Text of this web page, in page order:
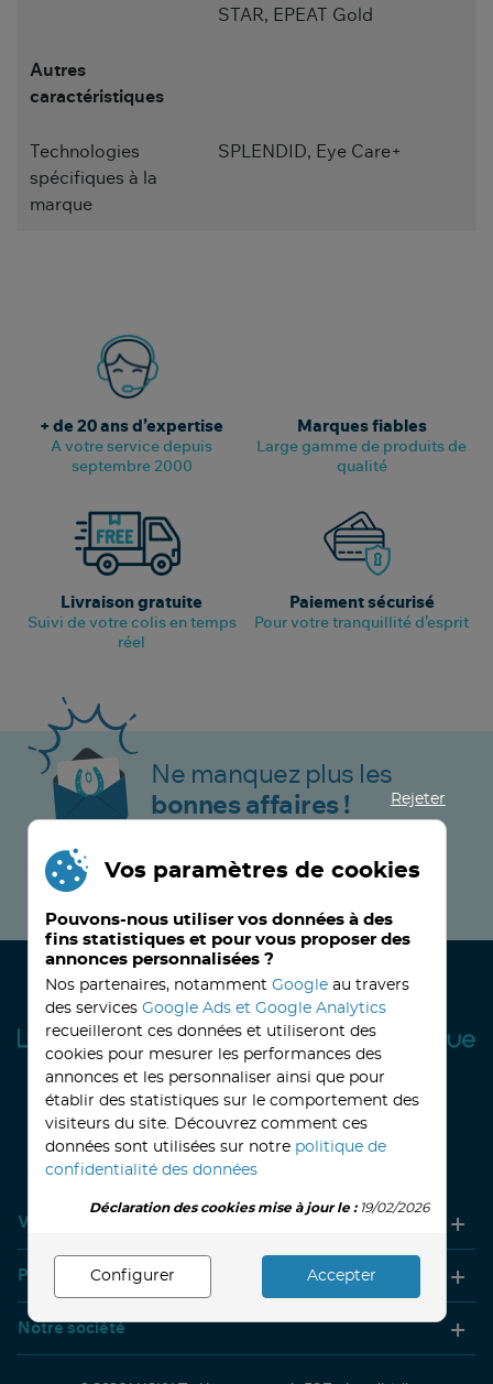
STAR, EPEAT Gold
Autres
caractéristiques
Technologies
spécifiques à la
marque
SPLENDID, Eye Care+
+ de 20 ans d’expertise
A votre service depuis
septembre 2000
Marques fiables
Large gamme de produits de
qualité
Livraison gratuite
Suivi de votre colis en temps
réel
Paiement sécurisé
Pour votre tranquillité d’esprit
Ne manquez plus les
bonnes affaires !
JE M’INSCRIS MAINTENANT !
32, avenue Haussmann33390 BLAYE
Lundi14h-18hMardi à vendredi8h30-12h00 - 14h-18h
Le Samedi9h30 - 12h30
Votre compte
Produits
Notre société
Rejeter
Vos paramètres de cookies
Pouvons-nous utiliser vos données à des
fins statistiques et pour vous proposer des
annonces personnalisées ?
Nos partenaires, notamment Google au travers
des services Google Ads et Google Analytics
recueilleront ces données et utiliseront des
cookies pour mesurer les performances des
annonces et les personnaliser ainsi que pour
établir des statistiques sur le comportement des
visiteurs du site. Découvrez comment ces
données sont utilisées sur notre politique de
confidentialité des données
Déclaration des cookies mise à jour le :19/02/2026
Configurer Accepter